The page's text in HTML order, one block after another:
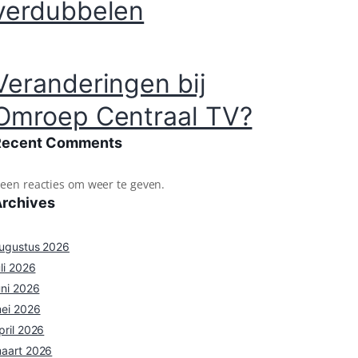
bij
Centraal TV?
Comments
reacties om weer te geven.
2026
2026
2026
2026
2026
2026